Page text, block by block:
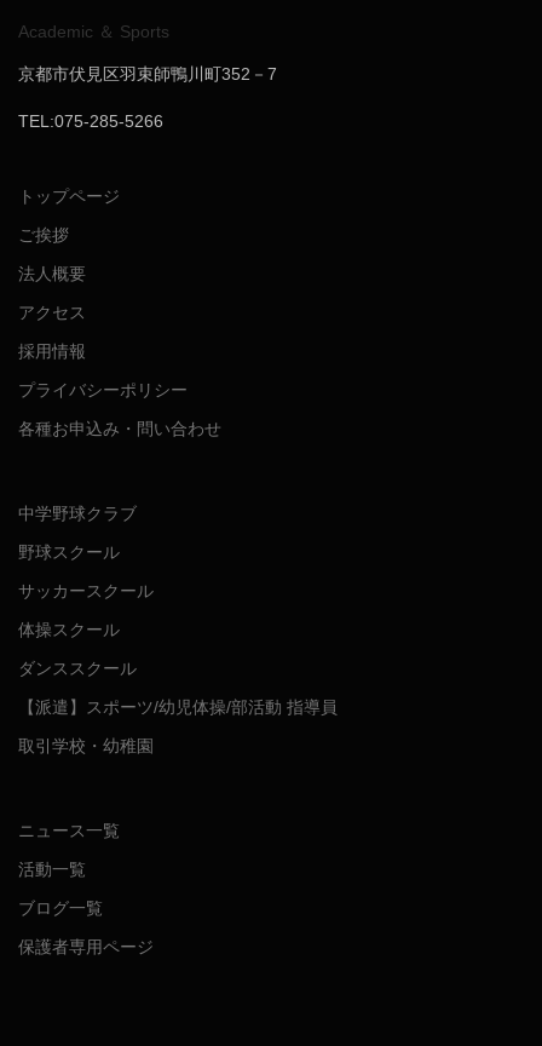
Academic ＆ Sports
京都市伏見区羽束師鴨川町352－7
TEL:075-285-5266
トップページ
ご挨拶
法人概要
アクセス
採用情報
プライバシーポリシー
各種お申込み・問い合わせ
中学野球クラブ
野球スクール
サッカースクール
体操スクール
ダンススクール
【派遣】スポーツ/幼児体操/部活動 指導員
取引学校・幼稚園
ニュース一覧
活動一覧
ブログ一覧
保護者専用ページ